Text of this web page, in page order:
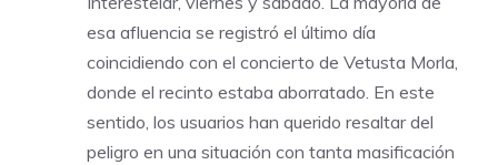
esa afluencia se registró el último día
coincidiendo con el concierto de Vetusta Morla,
donde el recinto estaba aborratado. En este
sentido, los usuarios han querido resaltar del
peligro en una situación con tanta masificación